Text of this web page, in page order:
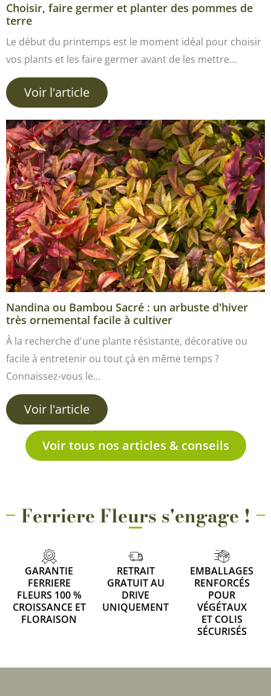
Choisir, faire germer et planter des pommes de
terre
Le début du printemps est le moment idéal pour choisir
vos plants et les faire germer avant de les mettre…
Voir l'article
Nandina ou Bambou Sacré : un arbuste d'hiver
très ornemental facile à cultiver
À la recherche d'une plante résistante, décorative ou
facile à entretenir ou tout çà en même temps ?
Connaissez-vous le…
Voir l'article
Voir tous nos articles & conseils
Ferriere Fleurs s'engage !
GARANTIE
FERRIERE
FLEURS 100 %
CROISSANCE ET
FLORAISON
RETRAIT
GRATUIT AU
DRIVE
UNIQUEMENT
EMBALLAGES
RENFORCÉS
POUR
VÉGÉTAUX
ET COLIS
SÉCURISÉS